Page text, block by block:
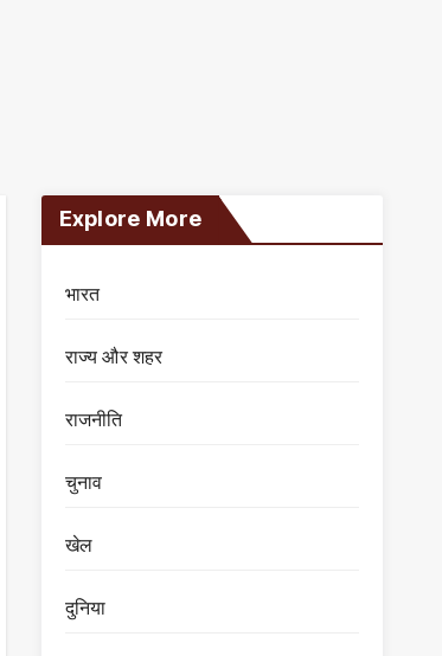
Explore More
भारत
राज्य और शहर
राजनीति
चुनाव
खेल
दुनिया